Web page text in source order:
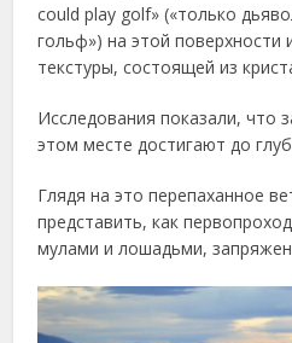
could play golf» («только
гольф») на этой поверхности
текстуры, состоящей из
Исследования показали, что
этом месте достигают до
Глядя на это перепаханное
представить, как
мулами и лошадьми,